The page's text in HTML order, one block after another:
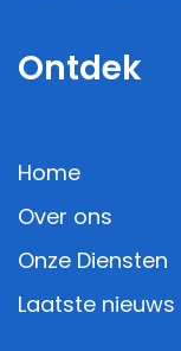
Ontdek
Home
Over ons
Onze Diensten
Laatste nieuws